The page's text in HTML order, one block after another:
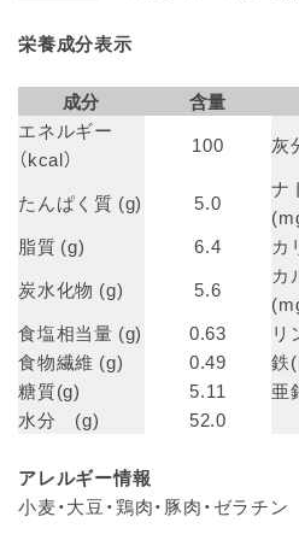
栄養成分表示
成分
含量
エネルギー
（kcal）
100 灰
たんぱく質 (g) 5.0
ナ
脂質 (g)
6.4 カ
炭水化物 (g)
5.6
カ
食塩相当量 (g)
0.63 リ
食物繊維 (g)
0.49 鉄
糖質(g)
5.11 亜
水分 (g)
52.0
アレルギー情報
小麦・大豆・鶏肉・豚肉・ゼラチン